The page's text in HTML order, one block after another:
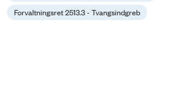
Forvaltningsret 2513.3 - Tvangsindgreb